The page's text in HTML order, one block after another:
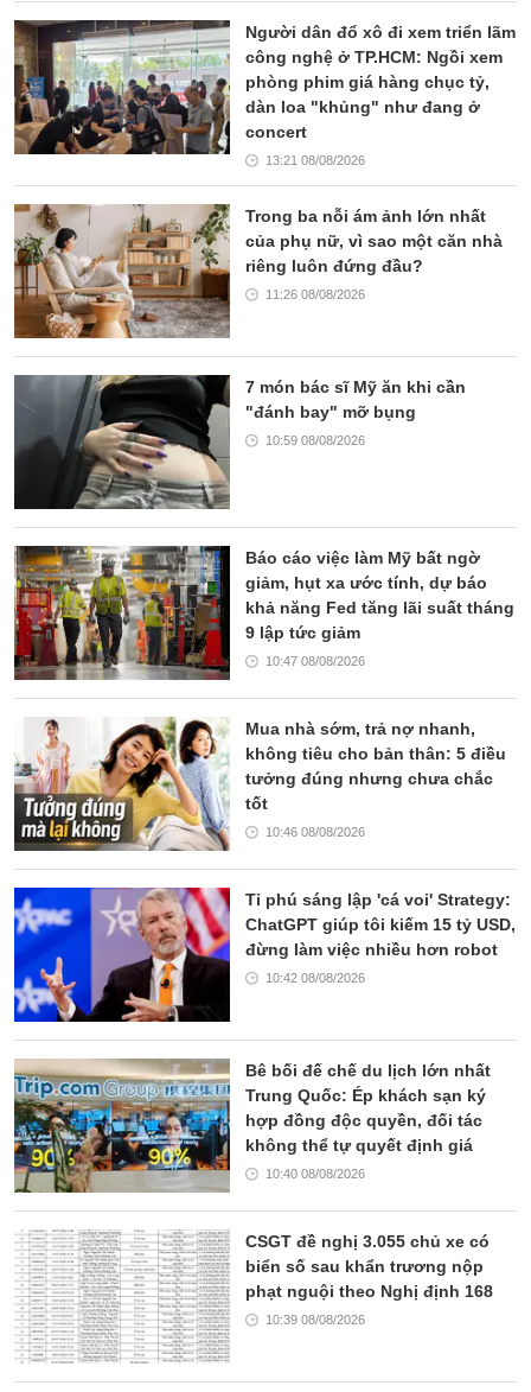
Người dân đổ xô đi xem triển lãm
công nghệ ở TP.HCM: Ngồi xem
phòng phim giá hàng chục tỷ,
dàn loa "khủng" như đang ở
concert
13:21 08/08/2026
Trong ba nỗi ám ảnh lớn nhất
của phụ nữ, vì sao một căn nhà
riêng luôn đứng đầu?
11:26 08/08/2026
7 món bác sĩ Mỹ ăn khi cần
"đánh bay" mỡ bụng
10:59 08/08/2026
Báo cáo việc làm Mỹ bất ngờ
giảm, hụt xa ước tính, dự báo
khả năng Fed tăng lãi suất tháng
9 lập tức giảm
10:47 08/08/2026
Mua nhà sớm, trả nợ nhanh,
không tiêu cho bản thân: 5 điều
tưởng đúng nhưng chưa chắc
tốt
10:46 08/08/2026
Tỉ phú sáng lập 'cá voi' Strategy:
ChatGPT giúp tôi kiếm 15 tỷ USD,
đừng làm việc nhiều hơn robot
10:42 08/08/2026
Bê bối đế chế du lịch lớn nhất
Trung Quốc: Ép khách sạn ký
hợp đồng độc quyền, đối tác
không thể tự quyết định giá
10:40 08/08/2026
CSGT đề nghị 3.055 chủ xe có
biển số sau khẩn trương nộp
phạt nguội theo Nghị định 168
10:39 08/08/2026